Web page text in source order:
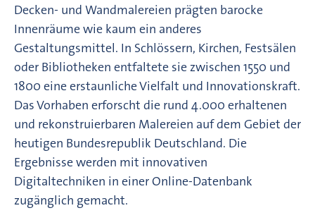
Decken- und Wandmalereien prägten barocke
Innenräume wie kaum ein anderes
Gestaltungsmittel. In Schlössern, Kirchen, Festsälen
oder Bibliotheken entfaltete sie zwischen 1550 und
1800 eine erstaunliche Vielfalt und Innovationskraft.
Das Vorhaben erforscht die rund 4.000 erhaltenen
und rekonstruierbaren Malereien auf dem Gebiet der
heutigen Bundesrepublik Deutschland. Die
Ergebnisse werden mit innovativen
Digitaltechniken in einer Online-Datenbank
zugänglich gemacht.